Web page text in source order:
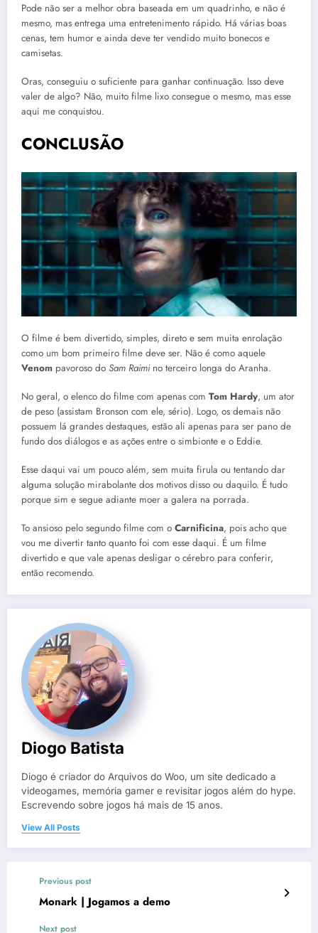
Pode não ser a melhor obra baseada em um quadrinho, e não é
mesmo, mas entrega uma entretenimento rápido. Há várias boas
cenas, tem humor e ainda deve ter vendido muito bonecos e
camisetas.
Oras, conseguiu o suficiente para ganhar continuação. Isso deve
valer de algo? Não, muito filme lixo consegue o mesmo, mas esse
aqui me conquistou.
CONCLUSÃO
O filme é bem divertido, simples, direto e sem muita enrolação
como um bom primeiro filme deve ser. Não é como aquele
Venom pavoroso do Sam Raimino terceiro longa do Aranha.
No geral, o elenco do filme com apenas com Tom Hardy, um ator
de peso (assistam Bronson com ele, sério). Logo, os demais não
possuem lá grandes destaques, estão ali apenas para ser pano de
fundo dos diálogos e as ações entre o simbionte e o Eddie.
Esse daqui vai um pouco além, sem muita firula ou tentando dar
alguma solução mirabolante dos motivos disso ou daquilo. É tudo
porque sim e segue adiante moer a galera na porrada.
To ansioso pelo segundo filme com o Carnificina, pois acho que
vou me divertir tanto quanto foi com esse daqui. É um filme
divertido e que vale apenas desligar o cérebro para conferir,
então recomendo.
Diogo Batista
Diogo é criador do Arquivos do Woo, um site dedicado a
videogames, memória gamer e revisitar jogos além do hype.
Escrevendo sobre jogos há mais de 15 anos.
View All Posts
Previous post
Monark | Jogamos a demo
Next post